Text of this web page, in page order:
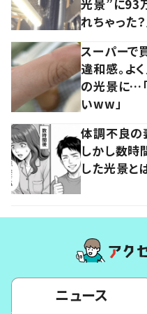
光景”に93万
れちゃった？
スーパーで
違和感。よ
の光景に…「
いww」
体調不良の
しかし数時
した光景と
ニュース